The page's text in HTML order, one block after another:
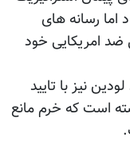
اما رسانه های
ضد امریکایی خود
نیز با تایید
است که خرم مانع